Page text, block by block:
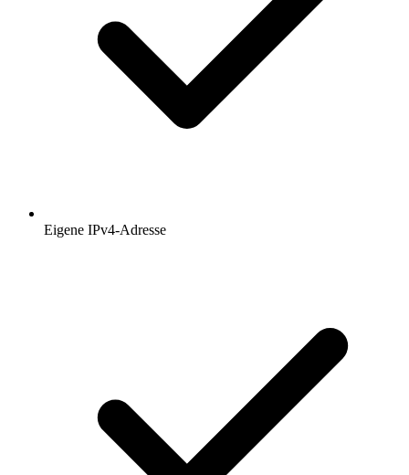
Eigene IPv4-Adresse